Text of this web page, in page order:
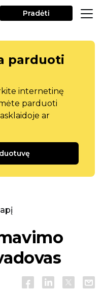
Pradėti
parduoti
internetinę
parduoti
ar